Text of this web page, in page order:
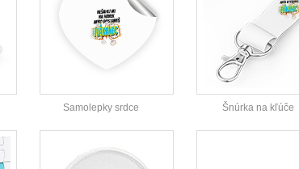
Samolepky srdce Šnúrka na kľúče